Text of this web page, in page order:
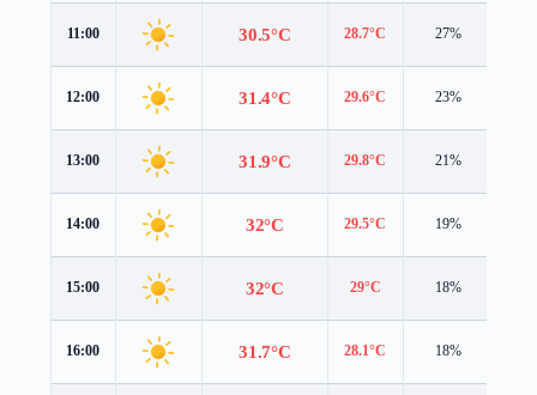
11:00 30.5°C 28.7°C 27%
12:00 31.4°C 29.6°C 23%
13:00 31.9°C 29.8°C 21%
14:00 32°C 29.5°C 19%
15:00 32°C 29°C 18%
16:00 31.7°C 28.1°C 18%